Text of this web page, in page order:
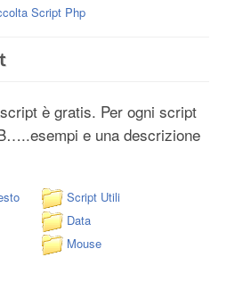
Script Php
è gratis. Per ogni script
e una descrizione
Script Utili
Data
Mouse